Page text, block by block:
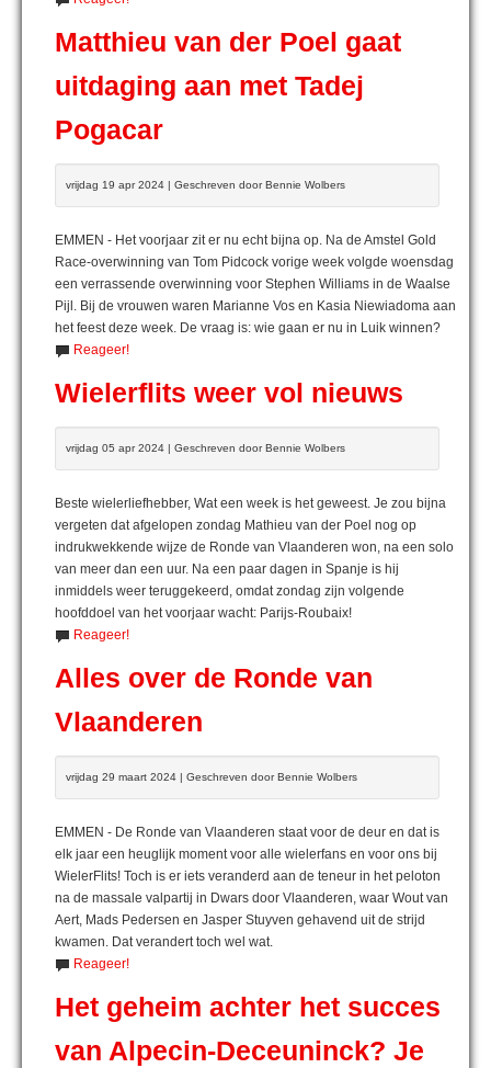
Matthieu van der Poel gaat
uitdaging aan met Tadej
Pogacar
vrijdag 19 apr 2024 | Geschreven door Bennie Wolbers
EMMEN - Het voorjaar zit er nu echt bijna op. Na de Amstel Gold
Race-overwinning van Tom Pidcock vorige week volgde woensdag
een verrassende overwinning voor Stephen Williams in de Waalse
Pijl. Bij de vrouwen waren Marianne Vos en Kasia Niewiadoma aan
het feest deze week. De vraag is: wie gaan er nu in Luik winnen?
Reageer!
Wielerflits weer vol nieuws
vrijdag 05 apr 2024 | Geschreven door Bennie Wolbers
Beste wielerliefhebber, Wat een week is het geweest. Je zou bijna
vergeten dat afgelopen zondag Mathieu van der Poel nog op
indrukwekkende wijze de Ronde van Vlaanderen won, na een solo
van meer dan een uur. Na een paar dagen in Spanje is hij
inmiddels weer teruggekeerd, omdat zondag zijn volgende
hoofddoel van het voorjaar wacht: Parijs-Roubaix!
Reageer!
Alles over de Ronde van
Vlaanderen
vrijdag 29 maart 2024 | Geschreven door Bennie Wolbers
EMMEN - De Ronde van Vlaanderen staat voor de deur en dat is
elk jaar een heuglijk moment voor alle wielerfans en voor ons bij
WielerFlits! Toch is er iets veranderd aan de teneur in het peloton
na de massale valpartij in Dwars door Vlaanderen, waar Wout van
Aert, Mads Pedersen en Jasper Stuyven gehavend uit de strijd
kwamen. Dat verandert toch wel wat.
Reageer!
Het geheim achter het succes
van Alpecin-Deceuninck? Je